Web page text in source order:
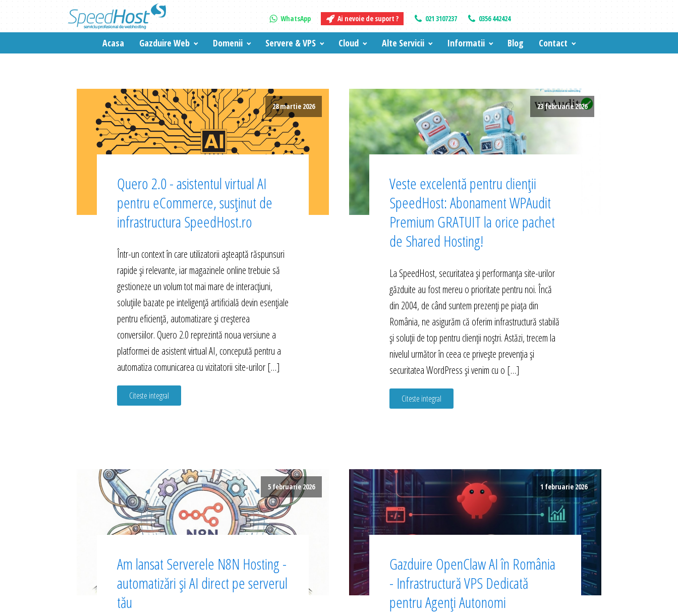
WhatsApp Ai nevoie de suport ? 021 3107237 0356 442424
Acasa Gazduire Web Domenii Servere & VPS Cloud Alte Servicii Informatii Blog Contact
28 martie 2026
Quero 2.0 - asistentul virtual AI
pentru eCommerce, susținut de
infrastructura SpeedHost.ro
Într-un context în care utilizatorii așteaptă răspunsuri
rapide și relevante, iar magazinele online trebuie să
gestioneze un volum tot mai mare de interacțiuni,
soluțiile bazate pe inteligență artificială devin esențiale
pentru eficiență, automatizare și creșterea
conversiilor. Quero 2.0 reprezintă noua versiune a
platformei de asistent virtual AI, concepută pentru a
automatiza comunicarea cu vizitatorii site-urilor […]
Citeste integral
23 februarie 2026
Veste excelentă pentru clienții
SpeedHost: Abonament WPAudit
Premium GRATUIT la orice pachet
de Shared Hosting!
La SpeedHost, securitatea și performanța site-urilor
găzduite au fost mereu o prioritate pentru noi. Încă
din 2004, de când suntem prezenți pe piața din
România, ne asigurăm că oferim infrastructură stabilă
și soluții de top pentru clienții noștri. Astăzi, trecem la
nivelul următor în ceea ce privește prevenția și
securitatea WordPress și venim cu o […]
Citeste integral
5 februarie 2026
Am lansat Serverele N8N Hosting -
automatizări și AI direct pe serverul
tău
1 februarie 2026
Gazduire OpenClaw AI în România
- Infrastructură VPS Dedicată
pentru Agenți Autonomi